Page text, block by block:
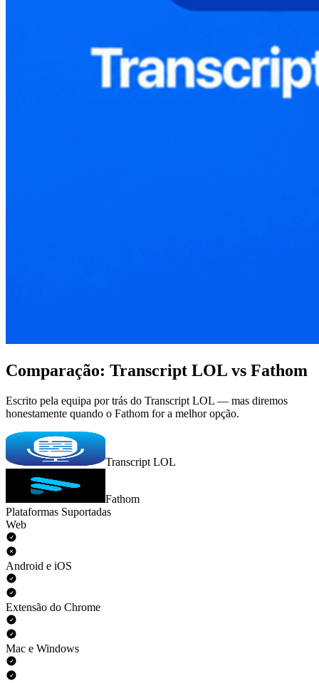
Comparação: Transcript LOL vs Fathom
Escrito pela equipa por trás do Transcript LOL — mas diremos
honestamente quando o Fathom for a melhor opção.
Transcript LOL
Fathom
Plataformas Suportadas
Web
Android e iOS
Extensão do Chrome
Mac e Windows